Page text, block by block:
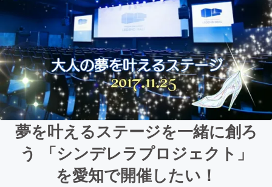
夢を叶えるステージを一緒に創ろ
う 「シンデレラプロジェクト」
を愛知で開催したい！